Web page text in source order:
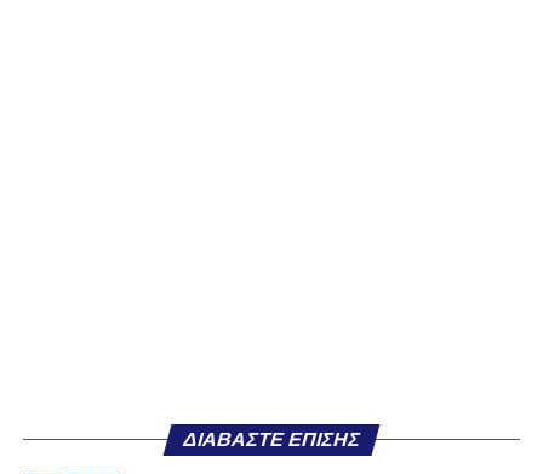
ΔΙΑΒΆΣΤΕ ΕΠΊΣΗΣ